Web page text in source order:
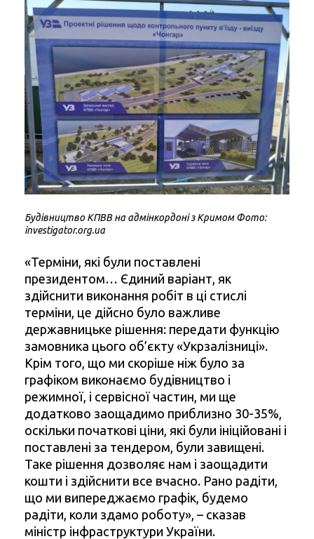
Будівництво КПВВ на адмінкордоні з Кримом Фото:
investigator.org.ua
«Терміни, які були поставлені
президентом… Єдиний варіант, як
здійснити виконання робіт в ці стислі
терміни, це дійсно було важливе
державницьке рішення: передати функцію
замовника цього об’єкту «Укрзалізниці».
Крім того, що ми скоріше ніж було за
графіком виконаємо будівництво і
режимної, і сервісної частин, ми ще
додатково заощадимо приблизно 30-35%,
оскільки початкові ціни, які були ініційовані і
поставлені за тендером, були завищені.
Таке рішення дозволяє нам і заощадити
кошти і здійснити все вчасно. Рано радіти,
що ми випереджаємо графік, будемо
радіти, коли здамо роботу», – сказав
міністр інфраструктури України.